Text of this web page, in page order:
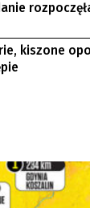
kiszone